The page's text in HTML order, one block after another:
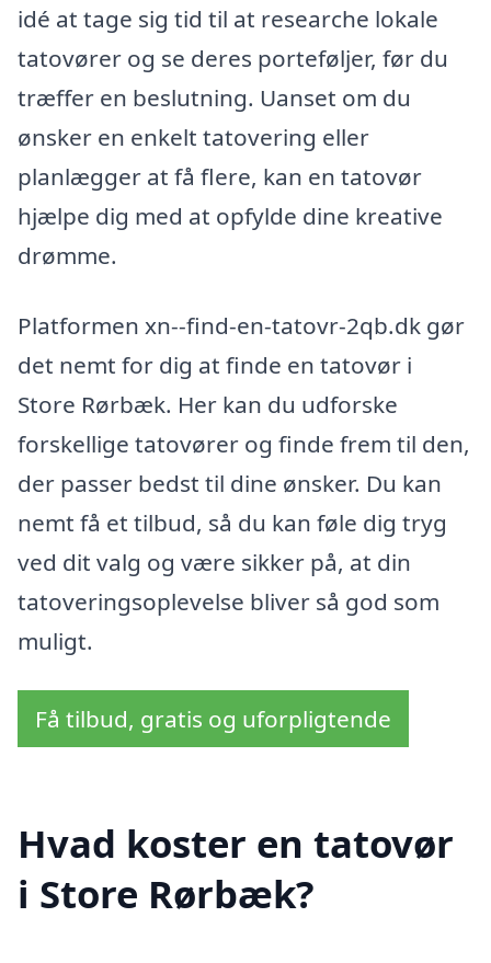
idé at tage sig tid til at researche lokale
tatovører og se deres porteføljer, før du
træffer en beslutning. Uanset om du
ønsker en enkelt tatovering eller
planlægger at få flere, kan en tatovør
hjælpe dig med at opfylde dine kreative
drømme.
Platformen xn--find-en-tatovr-2qb.dk gør
det nemt for dig at finde en tatovør i
Store Rørbæk. Her kan du udforske
forskellige tatovører og finde frem til den,
der passer bedst til dine ønsker. Du kan
nemt få et tilbud, så du kan føle dig tryg
ved dit valg og være sikker på, at din
tatoveringsoplevelse bliver så god som
muligt.
Få tilbud, gratis og uforpligtende
Hvad koster en tatovør
i Store Rørbæk?